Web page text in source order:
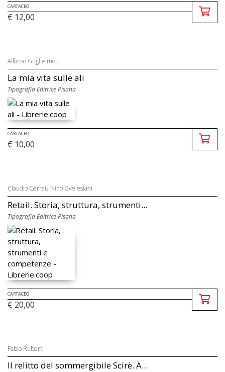
CARTACEO
€ 12,00
Alfonso Guglielmotti
La mia vita sulle ali
Tipografia Editrice Pisana
CARTACEO
€ 10,00
Claudio Cerrai, Nino Gvelesiani
Retail. Storia, struttura, strumenti...
Tipografia Editrice Pisana
CARTACEO
€ 20,00
Fabio Ruberti
Il relitto del sommergibile Scirè. A...